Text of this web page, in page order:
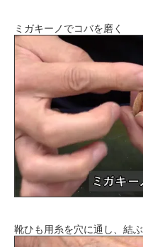
ミガキーノでコバを磨く
靴ひも用糸を穴に通し、結ぶ